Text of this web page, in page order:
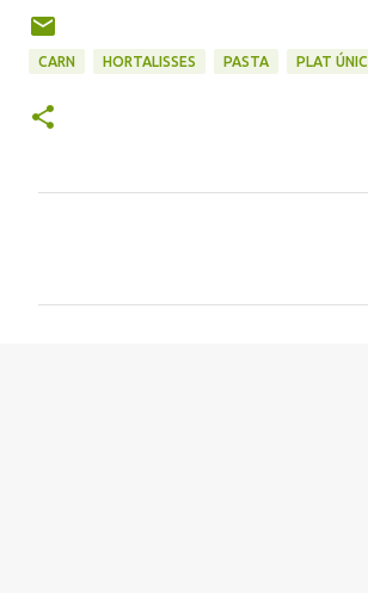
CARN HORTALISSES PASTA PLAT ÚNIC